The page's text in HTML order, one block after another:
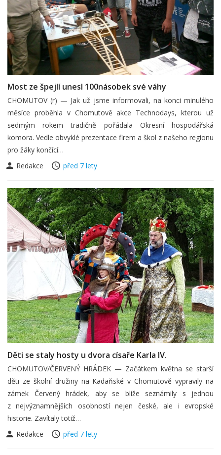
Most ze špejlí unesl 100násobek své váhy
CHOMUTOV (r) — Jak už jsme informovali, na konci minulého
měsíce proběhla v Chomutově akce Technodays, kterou už
sedmým rokem tradičně pořádala Okresní hospodářská
komora. Vedle obvyklé prezentace firem a škol z našeho regionu
pro žáky končící…
Redakce
před 7 lety
Děti se staly hosty u dvora císaře Karla IV.
CHOMUTOV/ČERVENÝ HRÁDEK — Začátkem května se starší
děti ze školní družiny na Kadaňské v Chomutově vypravily na
zámek Červený hrádek, aby se blíže seznámily s jednou
z nejvýznamnějších osobností nejen české, ale i evropské
historie. Zavítaly totiž…
Redakce
před 7 lety